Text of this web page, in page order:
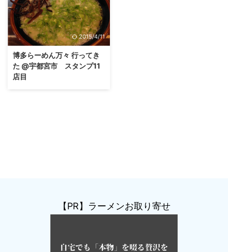
2015/4/11
博多らーめん万々 行ってき
た @宇都宮市 スタンプ11
店目
【PR】ラーメンお取り寄せ